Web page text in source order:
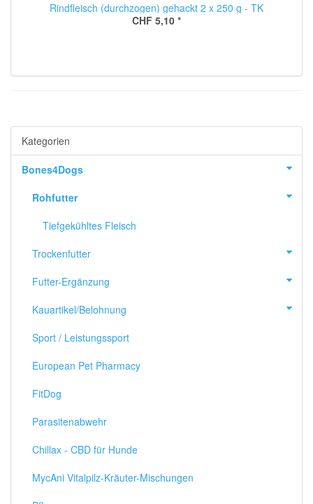
Rindfleisch (durchzogen) gehackt 2 x 250 g - TK
CHF 5,10 *
Kategorien
Bones4Dogs
Rohfutter
Tiefgekühltes Fleisch
Trockenfutter
Futter-Ergänzung
Kauartikel/Belohnung
Sport / Leistungssport
European Pet Pharmacy
FitDog
Parasitenabwehr
Chillax - CBD für Hunde
MycAni Vitalpilz-Kräuter-Mischungen